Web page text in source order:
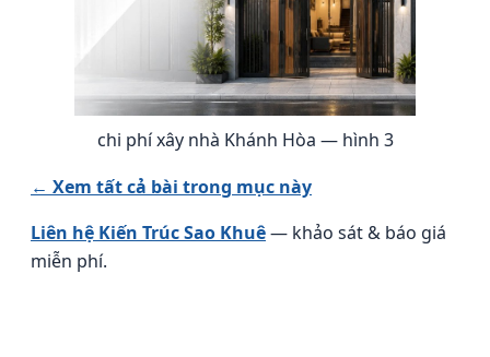
chi phí xây nhà Khánh Hòa — hình 3
← Xem tất cả bài trong mục này
Liên hệ Kiến Trúc Sao Khuê— khảo sát & báo giá
miễn phí.